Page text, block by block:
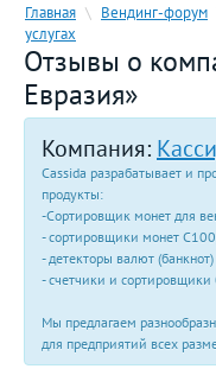
Главная \ Вендинг-форум
услугах
Отзывы о
Евразия»
Компания:
Cassida разрабатывает и
продукты:
-Сортировщик монет для
- сортировщики монет
- детекторы валют (банкнот)
- счетчики и сортировщики
Мы предлагаем
для предприятий всех